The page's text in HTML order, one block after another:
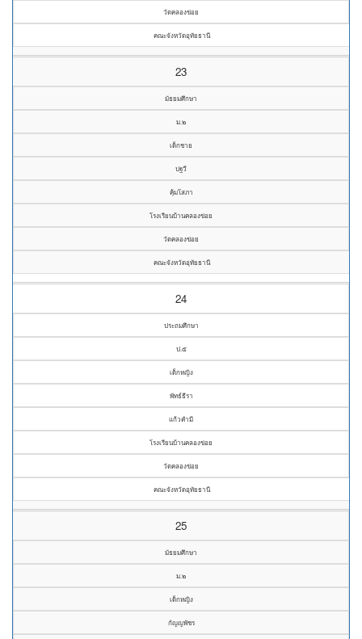
วัดคลองข่อย
คณะจังหวัดอุทัยธานี
23
มัธยมศึกษา
ม.๒
เด็กชาย
ปฐวี
คุ้มโสภา
โรงเรียนบ้านคลองข่อย
วัดคลองข่อย
คณะจังหวัดอุทัยธานี
24
ประถมศึกษา
ป.๕
เด็กหญิง
พัทธ์ธีรา
แก้วคำมี
โรงเรียนบ้านคลองข่อย
วัดคลองข่อย
คณะจังหวัดอุทัยธานี
25
มัธยมศึกษา
ม.๒
เด็กหญิง
กัญญพัชร